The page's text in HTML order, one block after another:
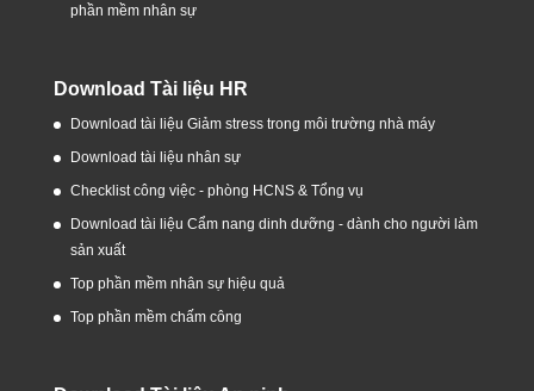
phần mềm nhân sự
Download Tài liệu HR
Download tài liệu Giảm stress trong môi trường nhà máy
Download tài liệu nhân sự
Checklist công việc - phòng HCNS & Tổng vụ
Download tài liệu Cẩm nang dinh dưỡng - dành cho người làm
sản xuất
Top phần mềm nhân sự hiệu quả
Top phần mềm chấm công